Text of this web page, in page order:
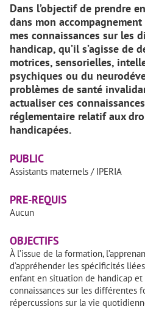
Dans l’objectif de prendre
dans mon
mes connaissances sur les
handicap, qu’il s’agisse de
motrices, sensorielles,
psychiques ou du
problèmes de santé
actualiser ces
réglementaire relatif aux
handicapées.
PUBLIC
Assistants maternels / IPERIA
PRE-REQUIS
Aucun
OBJECTIFS
À l’issue de la formation,
d’appréhender les spécificités
enfant en situation de handicap
connaissances sur les différentes
répercussions sur la vie